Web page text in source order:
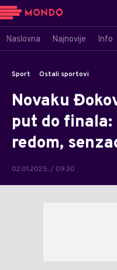
Naslovna Najnovije Info
Sport Ostali sportovi
Novaku
put do
redom,
02.01.2025. / 09:30